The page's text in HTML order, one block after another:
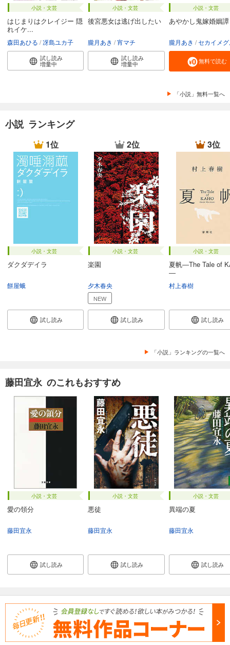
小説・文芸
はじまりはクレイジー 隠
れイケ...
森田あひる 冴島ユカ子
試し読み
増量中
小説・文芸
後宮悪女は逃げ出したい
朧月あき 宵マチ
試し読み
増量中
小説・文芸
あやかし鬼嫁婚姻譚
朧月あき セカイメ
無料で読む
「小説」無料一覧へ
小説 ランキング
1位
小説・文芸
ダクダデイラ
餅屋蛾
試し読み
2位
小説・文芸
楽園
夕木春央
NEW
試し読み
3位
小説・文芸
夏帆―The Tale of
―
村上春樹
試し読み
「小説」ランキングの一覧へ
藤田宜永 のこれもおすすめ
小説・文芸
愛の領分
藤田宜永
試し読み
小説・文芸
悪徒
藤田宜永
試し読み
小説・文芸
異端の夏
藤田宜永
試し読み